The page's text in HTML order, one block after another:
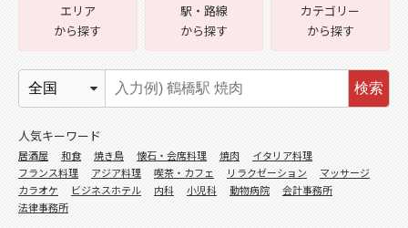
エリア
から探す
駅・路線
から探す
カテゴリー
から探す
検索
人気キーワード
居酒屋 和食 焼き鳥 懐石・会席料理 焼肉
イタリア料理
フランス料理
アジア料理 喫茶・カフェ リラクゼーション
マッサージ
カラオケ
ビジネスホテル 内科 小児科 動物病院
会計事務所
法律事務所